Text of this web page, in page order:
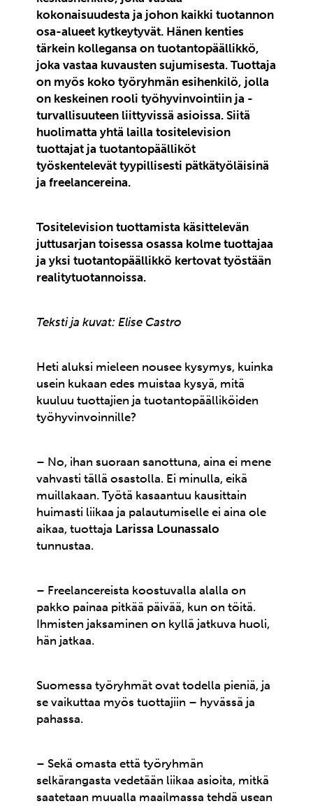
kokonaisuudesta ja johon kaikki tuotannon
osa-alueet kytkeytyvät. Hänen kenties
tärkein kollegansa on tuotantopäällikkö,
joka vastaa kuvausten sujumisesta. Tuottaja
on myös koko työryhmän esihenkilö, jolla
on keskeinen rooli työhyvinvointiin ja -
turvallisuuteen liittyvissä asioissa. Siitä
huolimatta yhtä lailla tositelevision
tuottajat ja tuotantopäälliköt
työskentelevät tyypillisesti pätkätyöläisinä
ja freelancereina.
Tositelevision tuottamista käsittelevän
juttusarjan toisessa osassa kolme tuottajaa
ja yksi tuotantopäällikkö kertovat työstään
realitytuotannoissa.
Teksti ja kuvat: Elise Castro
Heti aluksi mieleen nousee kysymys, kuinka
usein kukaan edes muistaa kysyä, mitä
kuuluu tuottajien ja tuotantopäälliköiden
työhyvinvoinnille?
– No, ihan suoraan sanottuna, aina ei mene
vahvasti tällä osastolla. Ei minulla, eikä
muillakaan. Työtä kasaantuu kausittain
huimasti liikaa ja palautumiselle ei aina ole
aikaa, tuottaja Larissa Lounassalo
tunnustaa.
– Freelancereista koostuvalla alalla on
pakko painaa pitkää päivää, kun on töitä.
Ihmisten jaksaminen on kyllä jatkuva huoli,
hän jatkaa.
Suomessa työryhmät ovat todella pieniä, ja
se vaikuttaa myös tuottajiin – hyvässä ja
pahassa.
– Sekä omasta että työryhmän
selkärangasta vedetään liikaa asioita, mitkä
saatetaan muualla maailmassa tehdä usean